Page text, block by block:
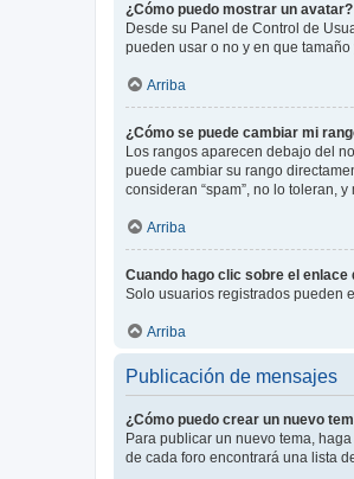
¿Cómo puedo mostrar un avatar?
Desde su Panel de Control de
pueden usar o no y en que
Arriba
¿Cómo se puede cambiar mi
Los rangos aparecen debajo del
puede cambiar su rango
consideran “spam”, no lo toleran,
Arriba
Cuando hago clic sobre el enlace
Solo usuarios registrados pueden
Arriba
Publicación de mensajes
¿Cómo puedo crear un nuevo
Para publicar un nuevo tema,
de cada foro encontrará una lista